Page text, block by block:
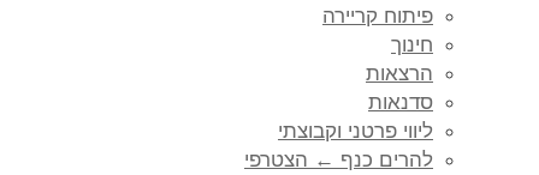
פיתוח קריירה
חינוך
הרצאות
סדנאות
ליווי פרטני וקבוצתי
להרים כנף ← הצטרפי